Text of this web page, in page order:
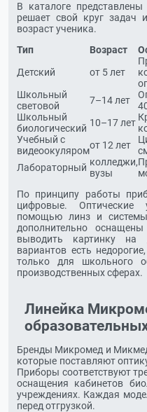
В каталоге
решает свой круг задач
возраст ученика.
Тип
Возраст
Детский
от 5 лет
Школьный
световой
7–14 лет
Школьный
биологический 10–17 лет
Учебный с
видеоокуляромот 12 лет
Лабораторный колледжи,
вузы
По принципу работы
цифровые. Оптические
помощью линз и
дополнительно
выводить картинку на
вариантов есть
только для школьного
производственных сферах.
Линейка
Бренды Микромед и
которые поставляют
Приборы соответствуют
оснащения кабинетов
учреждениях. Каждая
перед отгрузкой.